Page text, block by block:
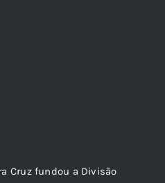
Cruz fundou a Divisão